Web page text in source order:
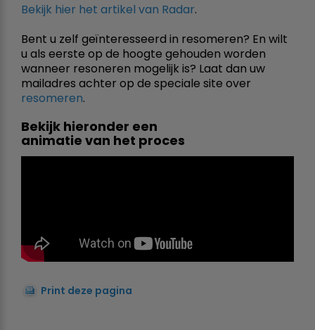
Bekijk hier het artikel van Radar.
Bent u zelf geïnteresseerd in resomeren? En wilt
u als eerste op de hoogte gehouden worden
wanneer resoneren mogelijk is? Laat dan uw
mailadres achter op de speciale site over
resomeren.
Bekijk hieronder een
animatie van het proces
Print deze pagina